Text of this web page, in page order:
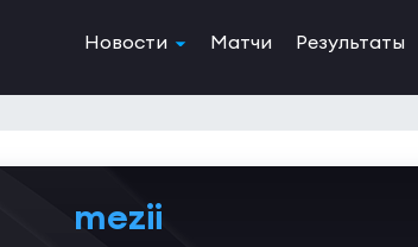
Новости Матчи Результаты
mezii